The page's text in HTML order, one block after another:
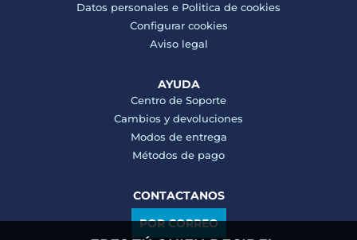
Datos personales e Politica de cookies
Configurar cookies
Aviso legal
AYUDA
Centro de Soporte
Cambios y devoluciones
Modos de entrega
Métodos de pago
CONTACTANOS
POR CORREO